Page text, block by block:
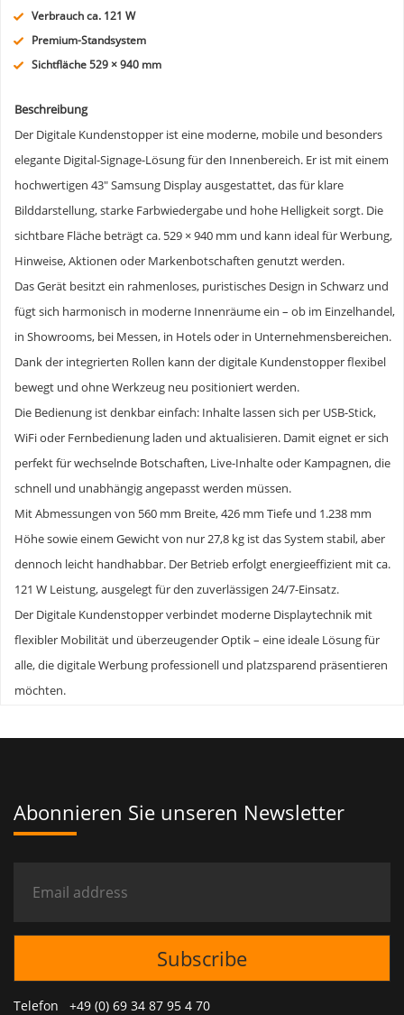
Verbrauch ca. 121 W
Premium-Standsystem
Sichtfläche 529 × 940 mm
Beschreibung
Der Digitale Kundenstopper ist eine moderne, mobile und besonders
elegante Digital-Signage-Lösung für den Innenbereich. Er ist mit einem
hochwertigen 43″ Samsung Display ausgestattet, das für klare
Bilddarstellung, starke Farbwiedergabe und hohe Helligkeit sorgt. Die
sichtbare Fläche beträgt ca. 529 × 940 mm und kann ideal für Werbung,
Hinweise, Aktionen oder Markenbotschaften genutzt werden.
Das Gerät besitzt ein rahmenloses, puristisches Design in Schwarz und
fügt sich harmonisch in moderne Innenräume ein – ob im Einzelhandel,
in Showrooms, bei Messen, in Hotels oder in Unternehmensbereichen.
Dank der integrierten Rollen kann der digitale Kundenstopper flexibel
bewegt und ohne Werkzeug neu positioniert werden.
Die Bedienung ist denkbar einfach: Inhalte lassen sich per USB-Stick,
WiFi oder Fernbedienung laden und aktualisieren. Damit eignet er sich
perfekt für wechselnde Botschaften, Live-Inhalte oder Kampagnen, die
schnell und unabhängig angepasst werden müssen.
Mit Abmessungen von 560 mm Breite, 426 mm Tiefe und 1.238 mm
Höhe sowie einem Gewicht von nur 27,8 kg ist das System stabil, aber
dennoch leicht handhabbar. Der Betrieb erfolgt energieeffizient mit ca.
121 W Leistung, ausgelegt für den zuverlässigen 24/7-Einsatz.
Der Digitale Kundenstopper verbindet moderne Displaytechnik mit
flexibler Mobilität und überzeugender Optik – eine ideale Lösung für
alle, die digitale Werbung professionell und platzsparend präsentieren
möchten.
Abonnieren Sie unseren Newsletter
Telefon +49 (0) 69 34 87 95 4 70